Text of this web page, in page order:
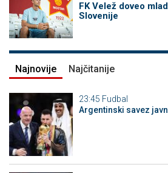
FK Velež doveo
Slovenije
Najnovije Najčitanije
23:45 Fudbal
Argentinski savez